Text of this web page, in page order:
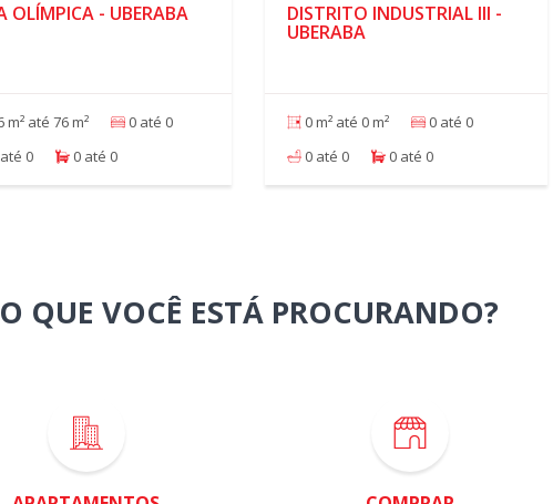
OLÍMPICA - UBERABA
m² até 76 m²
0 até 0
0
0 até 0
DISTRITO INDUSTRIAL III -
UBERABA
0 m² até 0 m²
0 até 0
0 até 0
0 até 0
O QUE VOCÊ ESTÁ PROCURANDO?